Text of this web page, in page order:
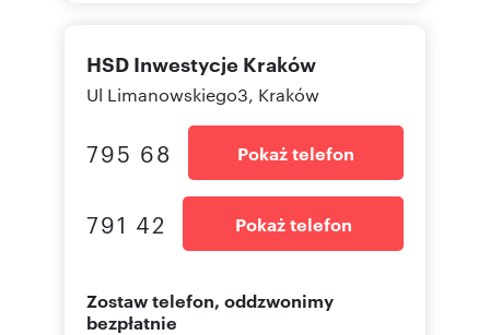
HSD Inwestycje Kraków
Ul Limanowskiego3, Kraków
795 68 Pokaż telefon
791 42 Pokaż telefon
Zostaw telefon, oddzwonimy
bezpłatnie